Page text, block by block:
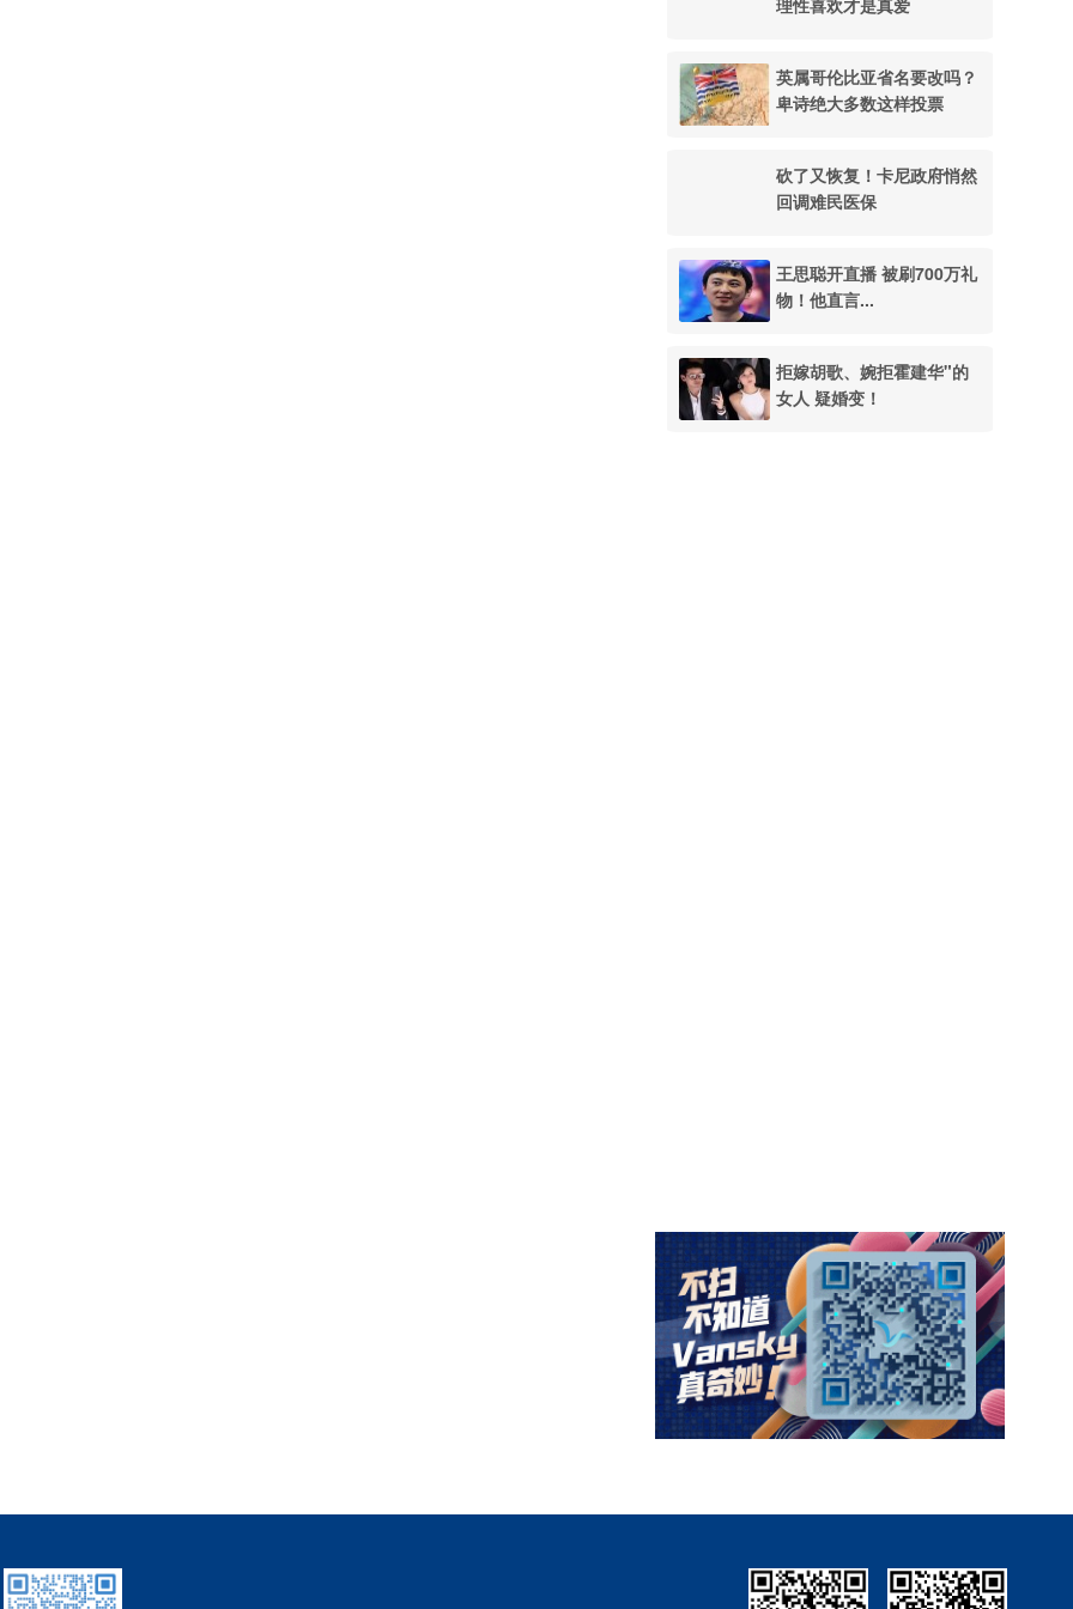
英属哥伦比亚省名要改吗？
卑诗绝大多数这样投票
砍了又恢复！卡尼政府悄然
回调难民医保
王思聪开直播 被刷700万礼
物！他直言...
拒嫁胡歌、婉拒霍建华"的
女人 疑婚变！